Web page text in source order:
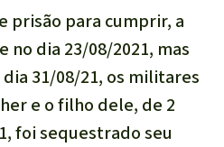
prisão para cumprir, a
no dia 23/08/2021, mas
31/08/21, os militares
e o filho dele, de 2
foi sequestrado seu